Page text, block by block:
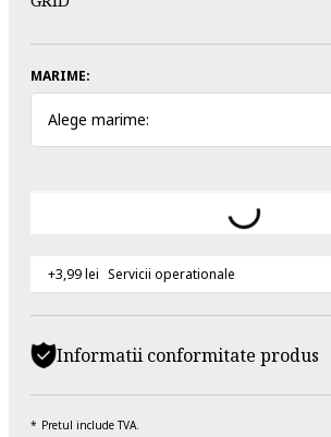
MARIME:
Alege marime:
+3,99 lei Servicii operationale
Informatii conformitate produs
Pretul include TVA.